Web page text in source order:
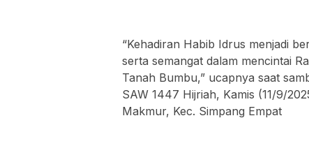
“Kehadiran Habib Idrus menjadi
serta semangat dalam mencintai
Tanah Bumbu,” ucapnya saat
SAW 1447 Hijriah, Kamis (11/9/
Makmur, Kec. Simpang Empat